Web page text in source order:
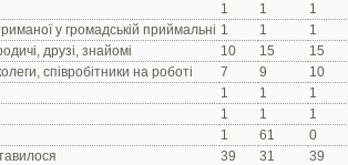
1 1
1
у громадській приймальні 1 1
1
друзі, знайомі
10 15
15
співробітники на роботі
7 9
10
1 1
1
1 1
1
1 61
0
39 31 39